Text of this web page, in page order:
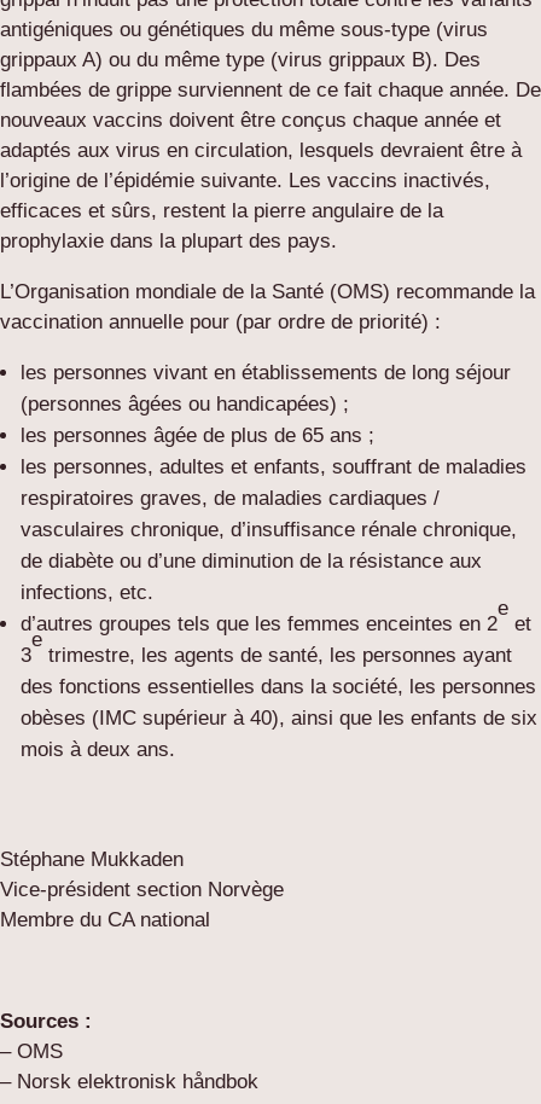
antigéniques ou génétiques du même sous-type (virus
grippaux A) ou du même type (virus grippaux B). Des
flambées de grippe surviennent de ce fait chaque année. De
nouveaux vaccins doivent être conçus chaque année et
adaptés aux virus en circulation, lesquels devraient être à
l’origine de l’épidémie suivante. Les vaccins inactivés,
efficaces et sûrs, restent la pierre angulaire de la
prophylaxie dans la plupart des pays.
L’Organisation mondiale de la Santé (OMS) recommande la
vaccination annuelle pour (par ordre de priorité) :
les personnes vivant en établissements de long séjour
(personnes âgées ou handicapées) ;
les personnes âgée de plus de 65 ans ;
les personnes, adultes et enfants, souffrant de maladies
respiratoires graves, de maladies cardiaques /
vasculaires chronique, d’insuffisance rénale chronique,
de diabète ou d’une diminution de la résistance aux
infections, etc.
d’autres groupes tels que les femmes enceintes en 2
e
et
3
e
trimestre, les agents de santé, les personnes ayant
des fonctions essentielles dans la société, les personnes
obèses (IMC supérieur à 40), ainsi que les enfants de six
mois à deux ans.
Stéphane Mukkaden
Vice-président section Norvège
Membre du CA national
Sources :
– OMS
– Norsk elektronisk håndbok